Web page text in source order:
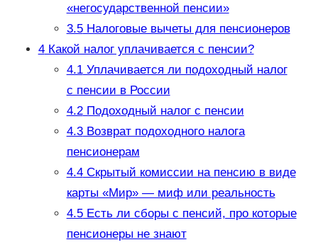
«негосударственной пенсии»
3.5Налоговые вычеты для пенсионеров
4Какой налог уплачивается с пенсии?
4.1Уплачивается ли подоходный налог
с пенсии в России
4.2Подоходный налог с пенсии
4.3Возврат подоходного налога
пенсионерам
4.4Скрытый комиссии на пенсию в виде
карты «Мир» — миф или реальность
4.5Есть ли сборы с пенсий, про которые
пенсионеры не знают